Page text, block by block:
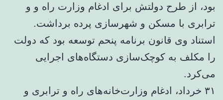
بود، از طرح دولتش برای ادغام وزارت راه و و
ترابری با مسکن و شهرسازی پرده برداشت.
استناد وی قانون برنامه پنحم توسعه بود که دولت
را مکلف به کوچک‌سازی دستگاه‌های اجرایی
می‌کرد.
۳۱ خرداد، ادغام وزارت‌خانه‌های راه و ترابری و